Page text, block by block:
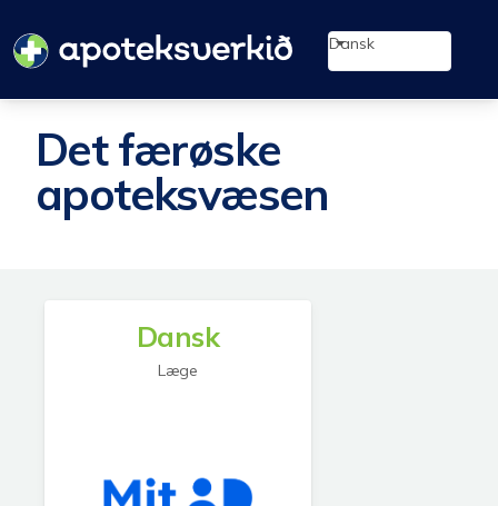
Dansk
Det færøske
apoteksvæsen
Dansk
Læge